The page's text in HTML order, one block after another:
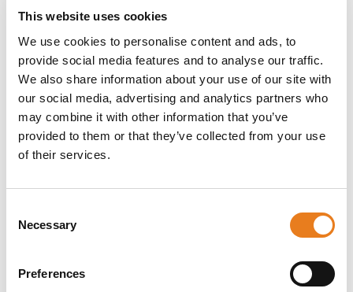
This website uses cookies
We use cookies to personalise content and ads, to
provide social media features and to analyse our traffic.
We also share information about your use of our site with
our social media, advertising and analytics partners who
may combine it with other information that you’ve
provided to them or that they’ve collected from your use
of their services.
Selection
Necessary
Preferences
La radio portatile MOTOTRBO R7Ex con tastiera
completa e display a colori è una soluzione digitale
certificata ATEX e IECEx per comunicazioni sicure in
ambienti a rischio esplosione. Audio chiaro,
resistenza a polvere e acqua, e batteria a lunga durata
garantiscono comunicazioni affidabili e continue.
digitali sicure in ambienti potenzialmente